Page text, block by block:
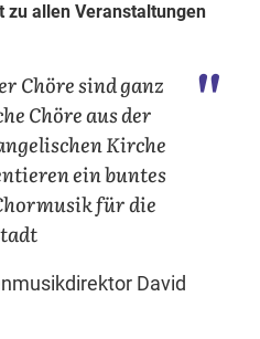
zu allen Veranstaltungen
Chöre sind ganz
Chöre aus der
Kirche
ein buntes
für die
David